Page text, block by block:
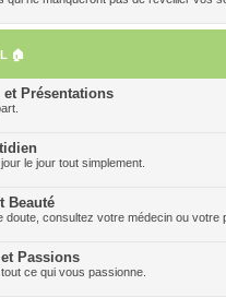
🏠
Présentations
le jour tout simplement.
Beauté
doute, consultez votre médecin ou votre
Passions
ce qui vous passionne.